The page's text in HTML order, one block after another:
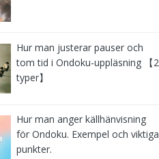
Hur man justerar pauser och
tom tid i Ondoku-uppläsning 【2
typer】
Hur man anger källhänvisning
för Ondoku. Exempel och viktiga
punkter.